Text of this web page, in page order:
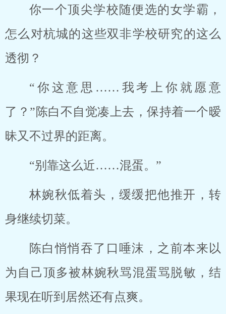
你一个顶尖学校随便选的女学霸，
怎么对杭城的这些双非学校研究的这么
透彻？
“你这意思……我考上你就愿意
了？”陈白不自觉凑上去，保持着一个暧
昧又不过界的距离。
“别靠这么近……混蛋。”
林婉秋低着头，缓缓把他推开，转
身继续切菜。
陈白悄悄吞了口唾沫，之前本来以
为自己顶多被林婉秋骂混蛋骂脱敏，结
果现在听到居然还有点爽。